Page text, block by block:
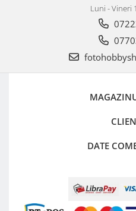
Genti, Rucsacuri, Troller foto
Tocuri si huse protectie
Curele Aparat - Umar
Genti Laptop si iPad
Luni - Vineri
DATE